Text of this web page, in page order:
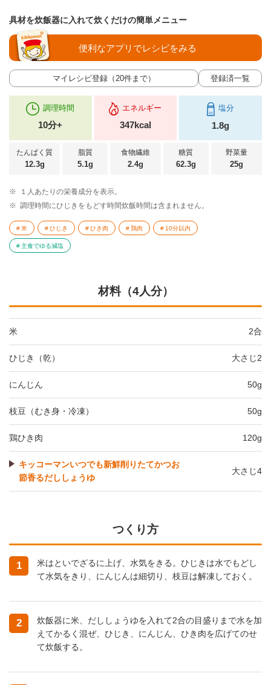
具材を炊飯器に入れて炊くだけの簡単メニュー
マイレシピ登録（20件まで） 登録済一覧
便利なアプリでレシピをみる
調理時間
10分+
エネルギー
347kcal
塩分
1.8g
たんぱく質
12.3g
脂質
5.1g
食物繊維
2.4g
糖質
62.3g
野菜量
25g
※
１人あたりの栄養成分を表示。
※ 調理時間にひじきをもどす時間炊飯時間は含まれません。
米 ひじき ひき肉 鶏肉 10分以内
主食でゆる減塩
材料（4人分）
米 2合
ひじき（乾） 大さじ2
にんじん 50g
枝豆（むき身・冷凍） 50g
鶏ひき肉 120g
キッコーマンいつでも新鮮削りたてかつお
節香るだししょうゆ
大さじ4
つくり方
1
米はといでざるに上げ、水気をきる。ひじきは水でもどし
て水気をきり、にんじんは細切り、枝豆は解凍しておく。
2
炊飯器に米、だししょうゆを入れて2合の目盛りまで水を加
えてかるく混ぜ、ひじき、にんじん、ひき肉を広げてのせ
て炊飯する。